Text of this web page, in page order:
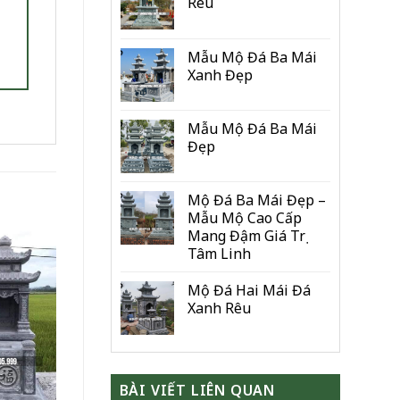
Mẫu Mộ Đá Ba Mái
Xanh Đẹp
Mẫu Mộ Đá Ba Mái
Đẹp
Mộ Đá Ba Mái Đẹp –
Mẫu Mộ Cao Cấp
Mang Đậm Giá Trị
Tâm Linh
Mộ Đá Hai Mái Đá
Xanh Rêu
BÀI VIẾT LIÊN QUAN